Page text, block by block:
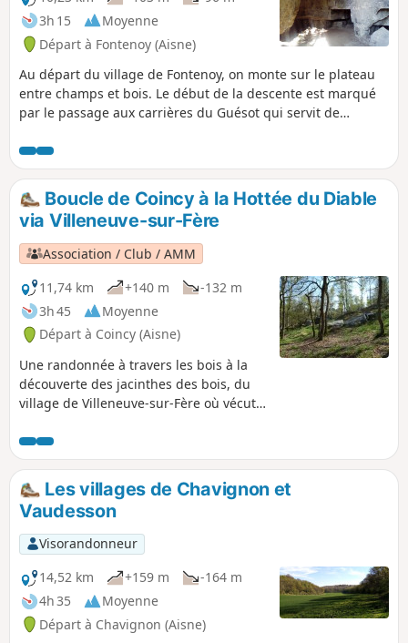
Trou Madelon, où nous sortirons progressivement de la
forêt pour entrer en plaine. À partir de là, nous longerons
les fonds de Saint-Pierre, en lisière du bois, pour ensuite
entamer une descente vers l'Abbaye de Valsery.
3h 15
Moyenne
Départ à Fontenoy (Aisne)
Au départ du village de Fontenoy, on monte sur le plateau
entre champs et bois. Le début de la descente est marqué
par le passage aux carrières du Guésot qui servit de
guerre mondial. La fin de la randonnée se déroule dans la
vallée de l'Aisne et en bordure d'étangs.
Boucle de Coincy à la Hottée du Diable
via Villeneuve-sur-Fère
Association / Club / AMM
11,74 km
+140 m
-132 m
3h 45
Moyenne
Départ à Coincy (Aisne)
Une randonnée à travers les bois à la
découverte des jacinthes des bois, du
village de Villeneuve-sur-Fère où vécut
Diable (particularité de l'érosion des
rochers).
Les villages de Chavignon et
Vaudesson
Visorandonneur
14,52 km
+159 m
-164 m
4h 35
Moyenne
Départ à Chavignon (Aisne)